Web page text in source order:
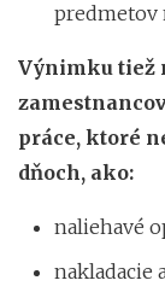
predmetov
Výnimku tiež
práce, ktoré
dňoch, ako:
naliehavé
nakladacie